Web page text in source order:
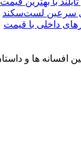
سرعین لست‌سکند
داخلی با قیمت